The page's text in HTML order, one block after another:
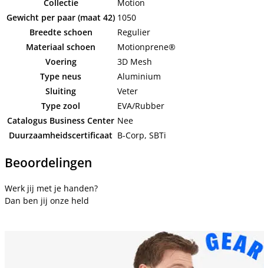
Collectie
Motion
Gewicht per paar (maat 42) 1050
Breedte schoen
Regulier
Materiaal schoen
Motionprene®
Voering
3D Mesh
Type neus
Aluminium
Sluiting
Veter
Type zool
EVA/Rubber
Catalogus Business Center Nee
Duurzaamheidscertificaat B-Corp, SBTi
Beoordelingen
Werk jij met je handen?
Dan ben jij onze held